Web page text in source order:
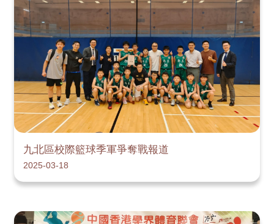
九北區校際籃球季軍爭奪戰報道
2025-03-18